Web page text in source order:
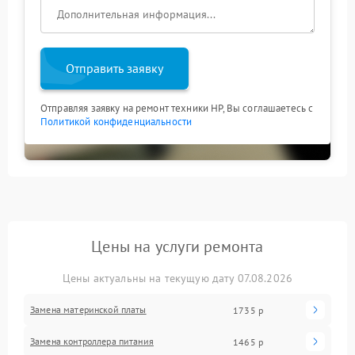
Проверка уровня принимаемого сигнала в дальней
зоне офиса.
Стоит отметить, что ремонт HP на этапе пайки
материнской платы требует высокой квалификации.
Дорожки современных плат многослойны, и
восстановить контакт без специального микроскопа
невозможно. Мы используем только качественные
компоненты, исключая китайские реплики. Если
сомнительные советы из форумов — доверьтесь
Отправить заявку
Отправляя заявку на ремонт техники HP, Вы соглашаетесь с
Политикой конфиденциальности
Цены на услуги ремонта
Цены актуальны на текущую дату 07.08.2026
Замена материнской платы 1735 р
Замена контроллера питания 1465 р